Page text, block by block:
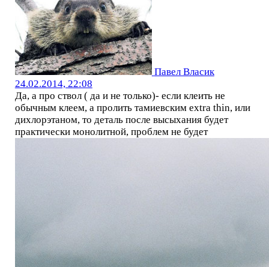
Павел Власик
24.02.2014, 22:08
Да, а про ствол ( да и не только)- если клеить не
обычным клеем, а пролить тамиевским extra thin, или
дихлорэтаном, то деталь после высыхания будет
практически монолитной, проблем не будет